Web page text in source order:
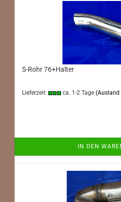
S-Rohr 76+Halter
Lieferzeit: ca. 1-2 Tage (Ausland
IN DEN